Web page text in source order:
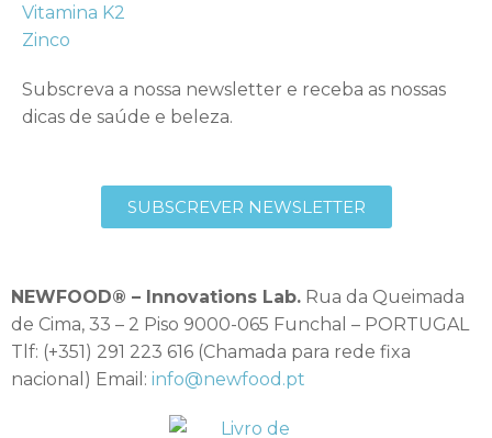
Vitamina K2
Zinco
Subscreva a nossa newsletter e receba as nossas
dicas de saúde e beleza.
SUBSCREVER NEWSLETTER
NEWFOOD® – Innovations Lab. Rua da Queimada
de Cima, 33 – 2 Piso 9000-065 Funchal – PORTUGAL
Tlf: (+351) 291 223 616 (Chamada para rede fixa
nacional) Email: info@newfood.pt